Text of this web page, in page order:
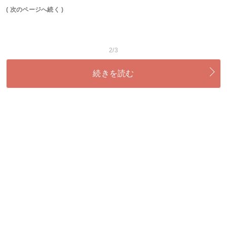
( 次のページへ続く )
2/3
続きを読む